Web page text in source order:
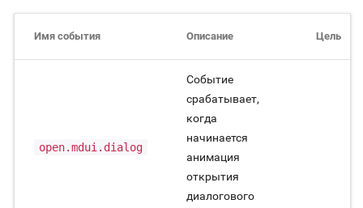
Имя события Описание Цель
open.mdui.dialog
Событие
срабатывает,
когда
начинается
анимация
открытия
диалогового